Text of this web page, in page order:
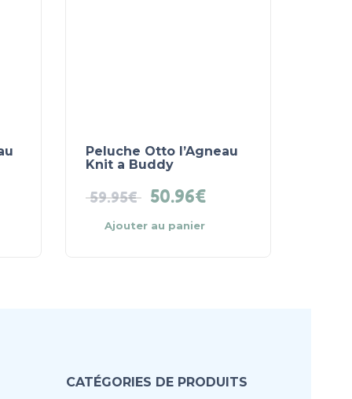
Peluche Otto l’Agneau
Knit a Buddy
59.95€ 50.96€
Ajouter au panier
CATÉGORIES DE PRODUITS